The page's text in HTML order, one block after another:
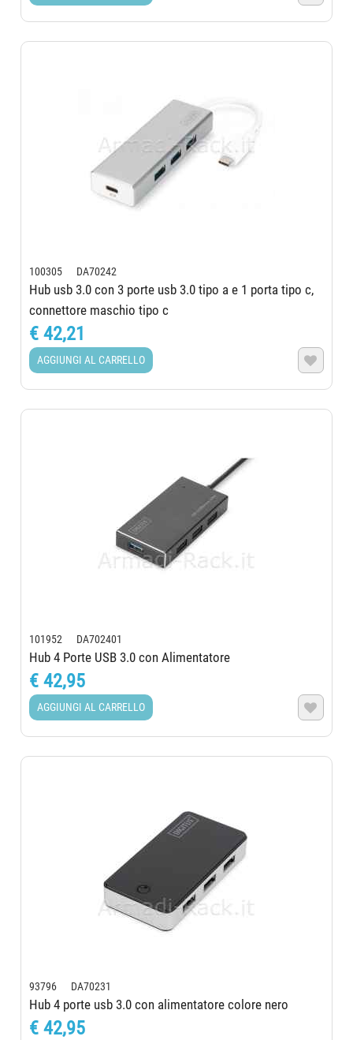
100305 DA70242
Hub usb 3.0 con 3 porte usb 3.0 tipo a e 1 porta tipo c,
connettore maschio tipo c
€ 42,21
AGGIUNGI AL CARRELLO 
101952 DA702401
Hub 4 Porte USB 3.0 con Alimentatore
€ 42,95
AGGIUNGI AL CARRELLO 
93796 DA70231
Hub 4 porte usb 3.0 con alimentatore colore nero
€ 42,95